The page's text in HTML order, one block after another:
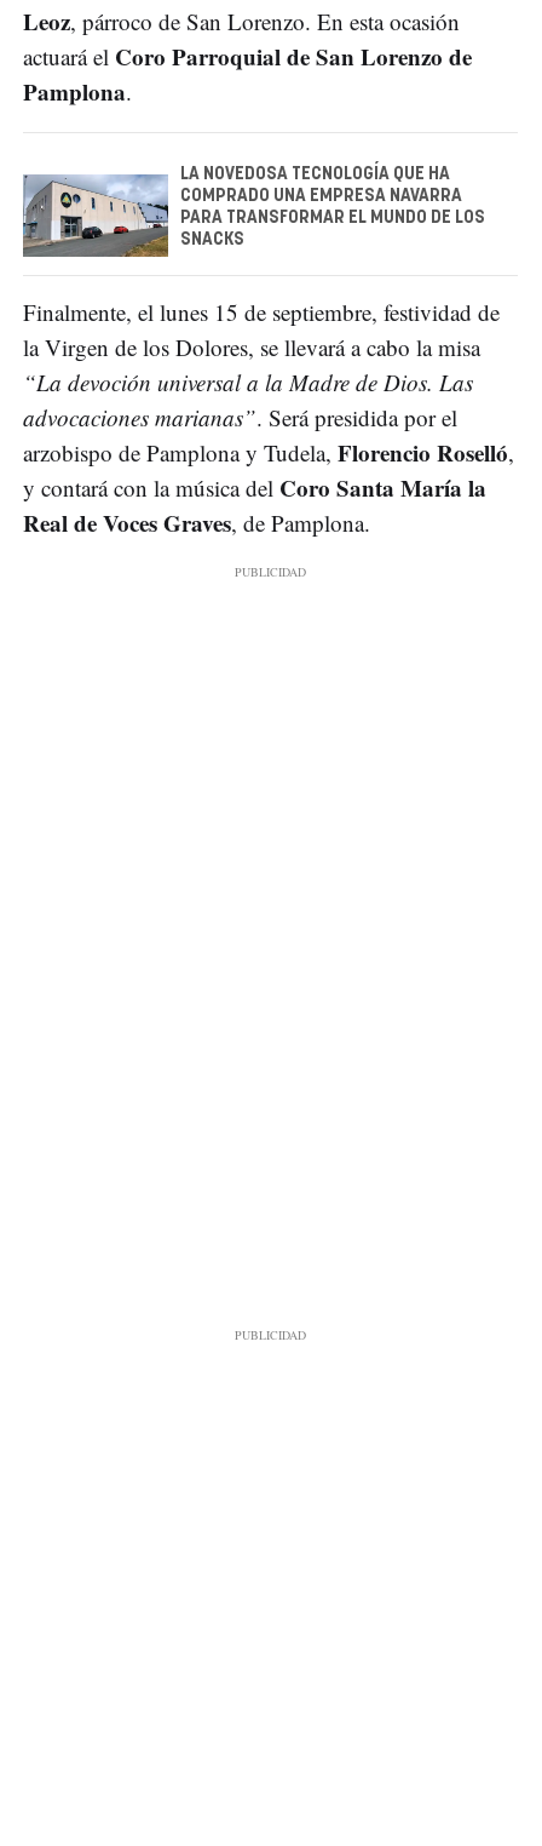
Leoz, párroco de San Lorenzo. En esta ocasión
actuará el Coro Parroquial de San Lorenzo de
Pamplona.
LA NOVEDOSA TECNOLOGÍA QUE HA
COMPRADO UNA EMPRESA NAVARRA
PARA TRANSFORMAR EL MUNDO DE LOS
SNACKS
Finalmente, el lunes 15 de septiembre, festividad de
la Virgen de los Dolores, se llevará a cabo la misa
“La devoción universal a la Madre de Dios. Las
advocaciones marianas”. Será presidida por el
arzobispo de Pamplona y Tudela, Florencio Roselló,
y contará con la música del Coro Santa María la
Real de Voces Graves, de Pamplona.